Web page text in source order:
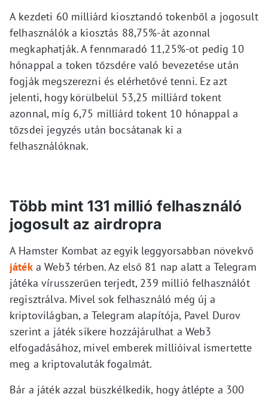
A kezdeti 60 milliárd kiosztandó tokenből a jogosult
felhasználók a kiosztás 88,75%-át azonnal
megkaphatják. A fennmaradó 11,25%-ot pedig 10
hónappal a token tőzsdére való bevezetése után
fogják megszerezni és elérhetővé tenni. Ez azt
jelenti, hogy körülbelül 53,25 milliárd tokent
azonnal, míg 6,75 milliárd tokent 10 hónappal a
tőzsdei jegyzés után bocsátanak ki a
felhasználóknak.
Több mint 131 millió felhasználó
jogosult az airdropra
A Hamster Kombat az egyik leggyorsabban növekvő
játéka Web3 térben. Az első 81 nap alatt a Telegram
játéka vírusszerűen terjedt, 239 millió felhasználót
regisztrálva. Mivel sok felhasználó még új a
kriptovilágban, a Telegram alapítója, Pavel Durov
szerint a játék sikere hozzájárulhat a Web3
elfogadásához, mivel emberek millióival ismertette
meg a kriptovaluták fogalmát.
Bár a játék azzal büszkélkedik, hogy átlépte a 300